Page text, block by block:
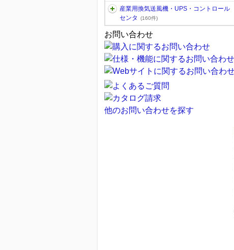
産業用換気送風機・UPS・コントロール
センタ
(160件)
お問い合わせ
他のお問い合わせを探す